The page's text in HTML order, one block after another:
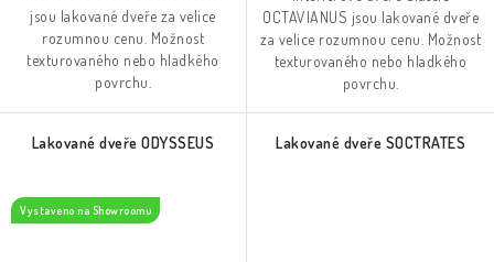
jsou lakované dveře za velice
rozumnou cenu. Možnost
texturovaného nebo hladkého
povrchu.
OCTAVIANUS jsou lakované dveře
za velice rozumnou cenu. Možnost
texturovaného nebo hladkého
povrchu.
Lakované dveře ODYSSEUS
Vystaveno na Showroomu
Lakované dveře SOCTRATES